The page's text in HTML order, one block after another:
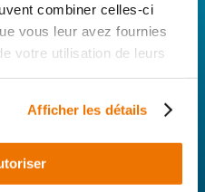
combiner celles-ci
vous leur avez fournies
votre utilisation de leurs
Afficher les détails